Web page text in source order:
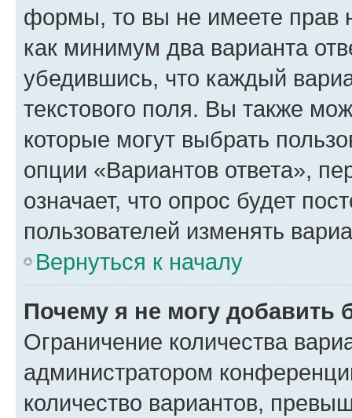
формы, то вы не имеете прав
как минимум два варианта
убедившись, что каждый
текстового поля. Вы также
которые могут выбрать
опции «Вариантов ответа»,
означает, что опрос будет
пользователей изменять
Вернуться к началу
Почему я не могу добавить
Ограничение количества
администратором
количество вариантов,